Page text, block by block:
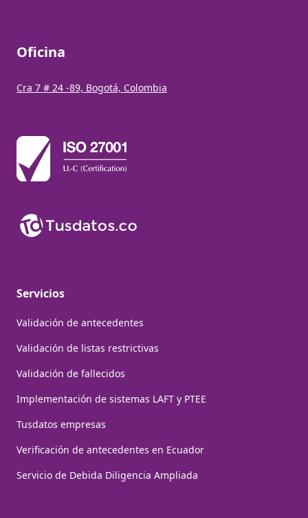
Oficina
Cra 7 # 24 -89, Bogotá, Colombia
Servicios
Validación de antecedentes
Validación de listas restrictivas
Validación de fallecidos
Implementación de sistemas LAFT y PTEE
Tusdatos empresas
Verificación de antecedentes en Ecuador
Servicio de Debida Diligencia Ampliada